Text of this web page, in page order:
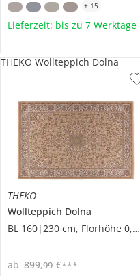
+ 15
Lieferzeit: bis zu 7 Werktage
THEKO
Wollteppich Dolna
BL 160|230 cm, Florhöhe 0,7 cm
ab 899,99 €***
THEKO Wollteppich Dolna